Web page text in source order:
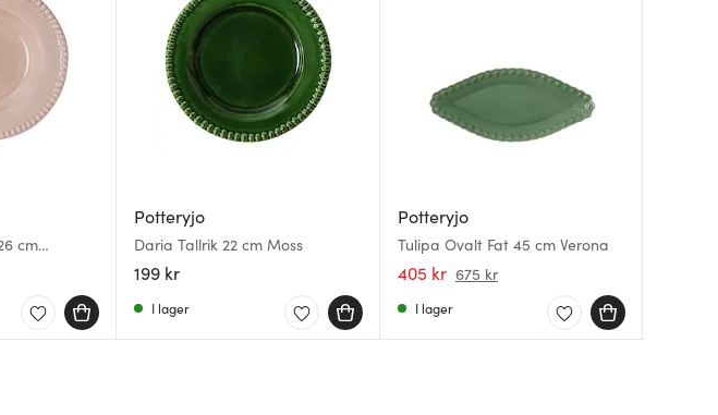
cm
Potteryjo
Daria Tallrik 22 cm Moss
199 kr
I lager
Potteryjo
Tulipa Ovalt Fat 45 cm Verona
405 kr 675 kr
I lager